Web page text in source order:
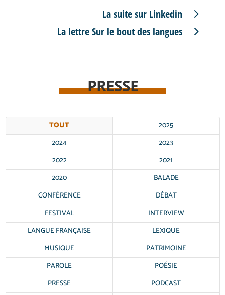
La suite sur Linkedin
La lettre Sur le bout des langues
PRESSE
TOUT
2025
2024
2023
2022
2021
2020
BALADE
CONFÉRENCE
DÉBAT
FESTIVAL
INTERVIEW
LANGUE FRANÇAISE
LEXIQUE
MUSIQUE
PATRIMOINE
PAROLE
POÉSIE
PRESSE
PODCAST